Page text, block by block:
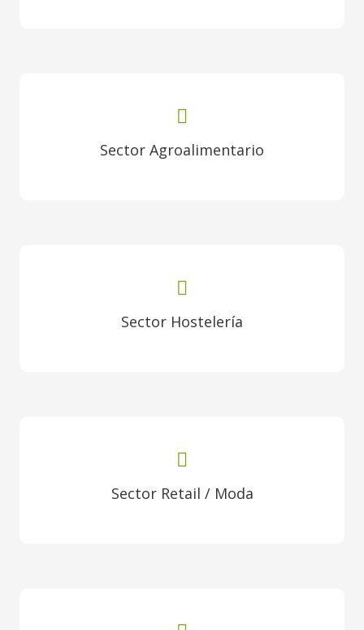
Sector Agroalimentario
Sector Hostelería
Sector Retail / Moda